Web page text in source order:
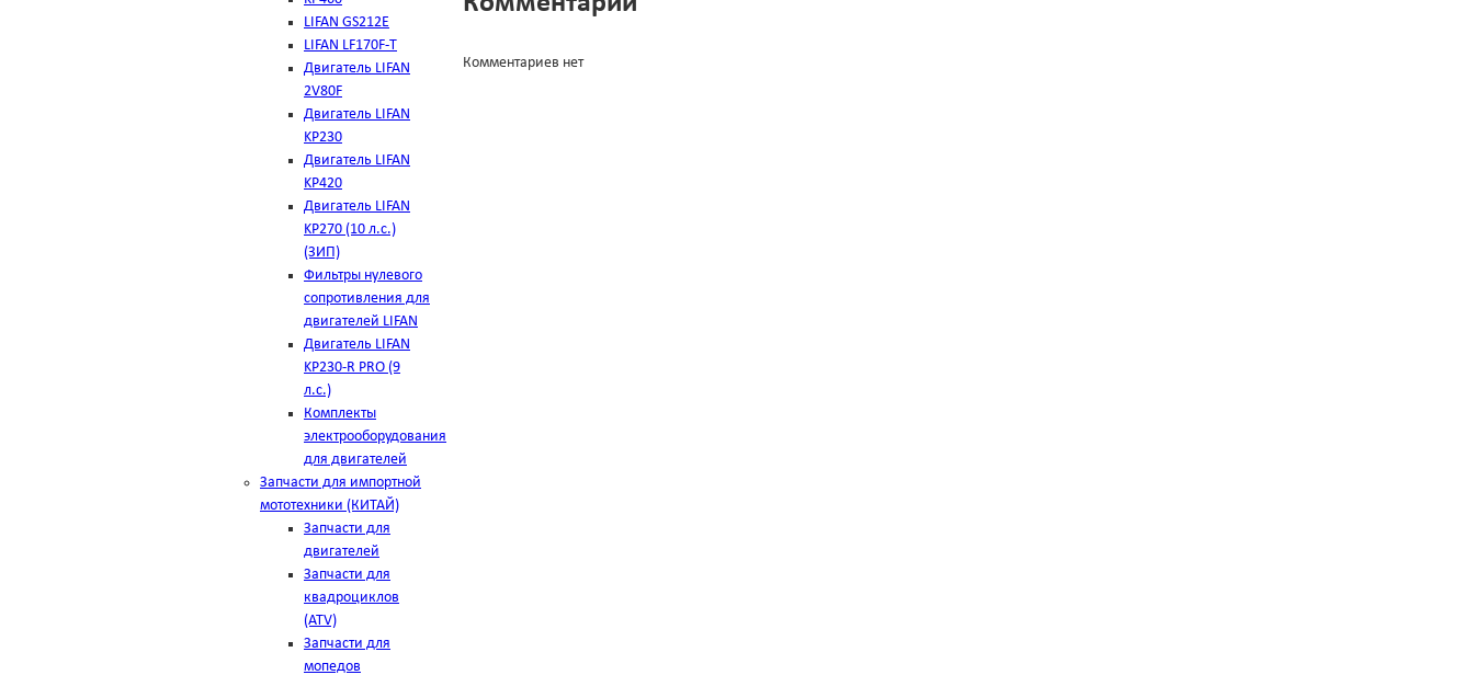
LIFAN GS212E
LIFAN LF170F-T
Двигатель LIFAN
2V80F
Двигатель LIFAN
KP230
Двигатель LIFAN
KP420
Двигатель LIFAN
KP270 (10 л.с.)
(ЗИП)
Фильтры нулевого
сопротивления для
двигателей LIFAN
Двигатель LIFAN
KP230-R PRO (9
л.с.)
Комплекты
электрооборудования
для двигателей
Запчасти для импортной
мототехники (КИТАЙ)
Запчасти для
двигателей
Запчасти для
квадроциклов
(ATV)
Запчасти для
мопедов
Комментариев нет